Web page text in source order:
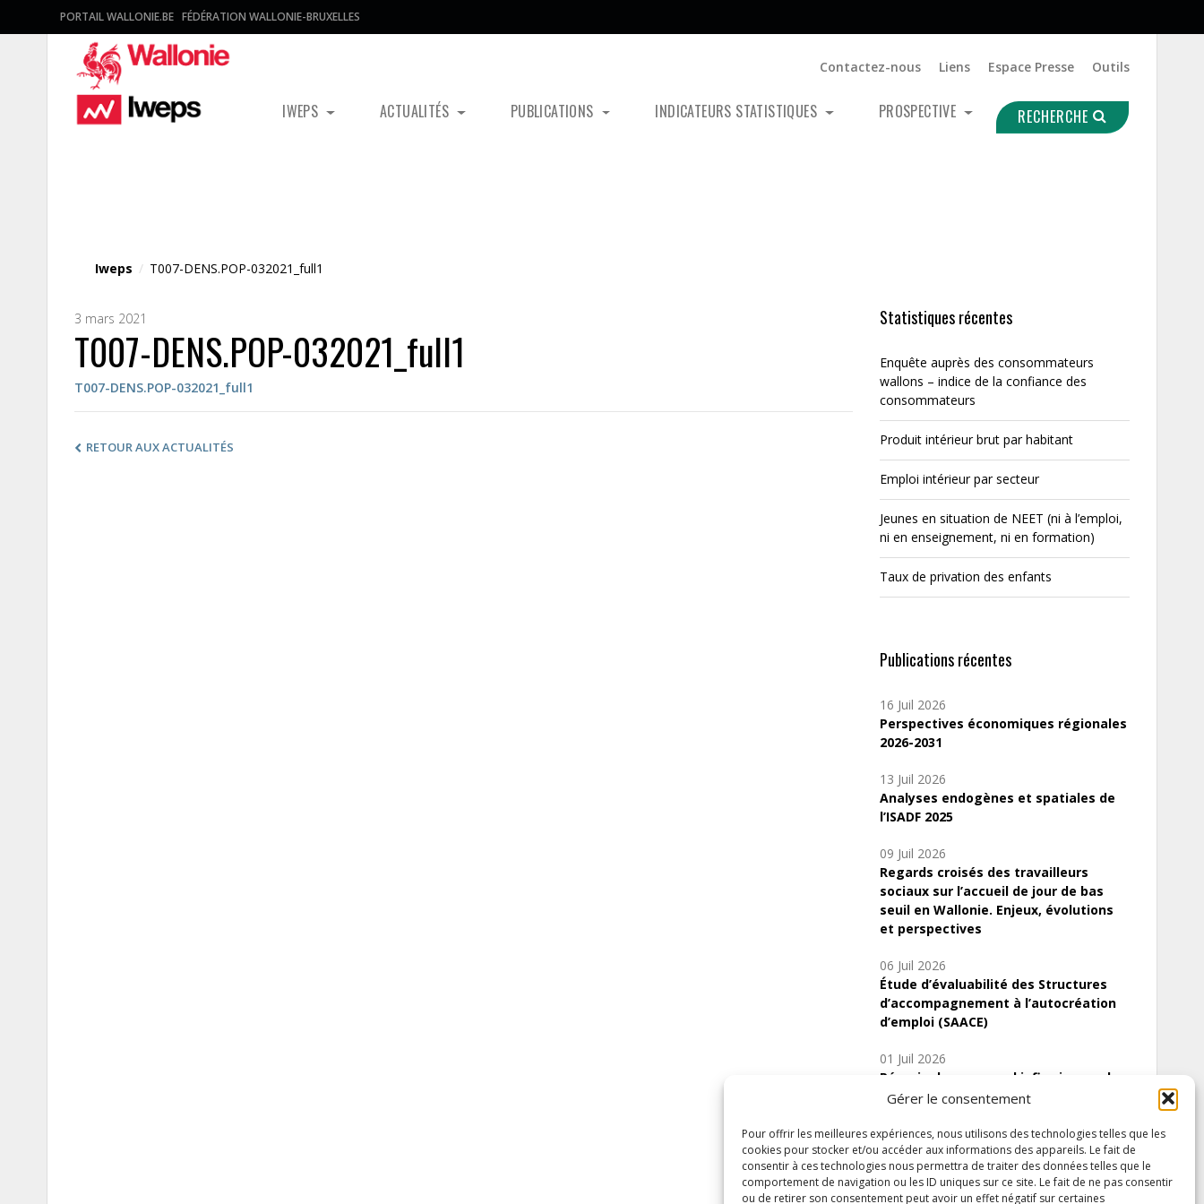
Gérer le consentement
Pour offrir les meilleures expériences, nous utilisons des technologies telles que les
cookies pour stocker et/ou accéder aux informations des appareils. Le fait de
consentir à ces technologies nous permettra de traiter des données telles que le
comportement de navigation ou les ID uniques sur ce site. Le fait de ne pas consentir
ou de retirer son consentement peut avoir un effet négatif sur certaines
PORTAIL WALLONIE.BE FÉDÉRATION WALLONIE-BRUXELLES
Contactez-nous Liens Espace Presse Outils
IWEPS ACTUALITÉS PUBLICATIONS INDICATEURS STATISTIQUES PROSPECTIVE RECHERCHE
Iweps / T007-DENS.POP-032021_full1
3 mars 2021
T007-DENS.POP-032021_full1
T007-DENS.POP-032021_full1
RETOUR AUX ACTUALITÉS
Statistiques récentes
Enquête auprès des consommateurs
wallons – indice de la confiance des
consommateurs
Produit intérieur brut par habitant
Emploi intérieur par secteur
Jeunes en situation de NEET (ni à l’emploi,
ni en enseignement, ni en formation)
Taux de privation des enfants
Publications récentes
16 Juil 2026
Perspectives économiques régionales
2026-2031
13 Juil 2026
Analyses endogènes et spatiales de
l’ISADF 2025
09 Juil 2026
Regards croisés des travailleurs
sociaux sur l’accueil de jour de bas
seuil en Wallonie. Enjeux, évolutions
et perspectives
06 Juil 2026
Étude d’évaluabilité des Structures
d’accompagnement à l’autocréation
d’emploi (SAACE)
01 Juil 2026
Pénurie du personnel infirmier :quels
indicateurs d’offre de soins pour
Inscrivez-vous à notre newsletter